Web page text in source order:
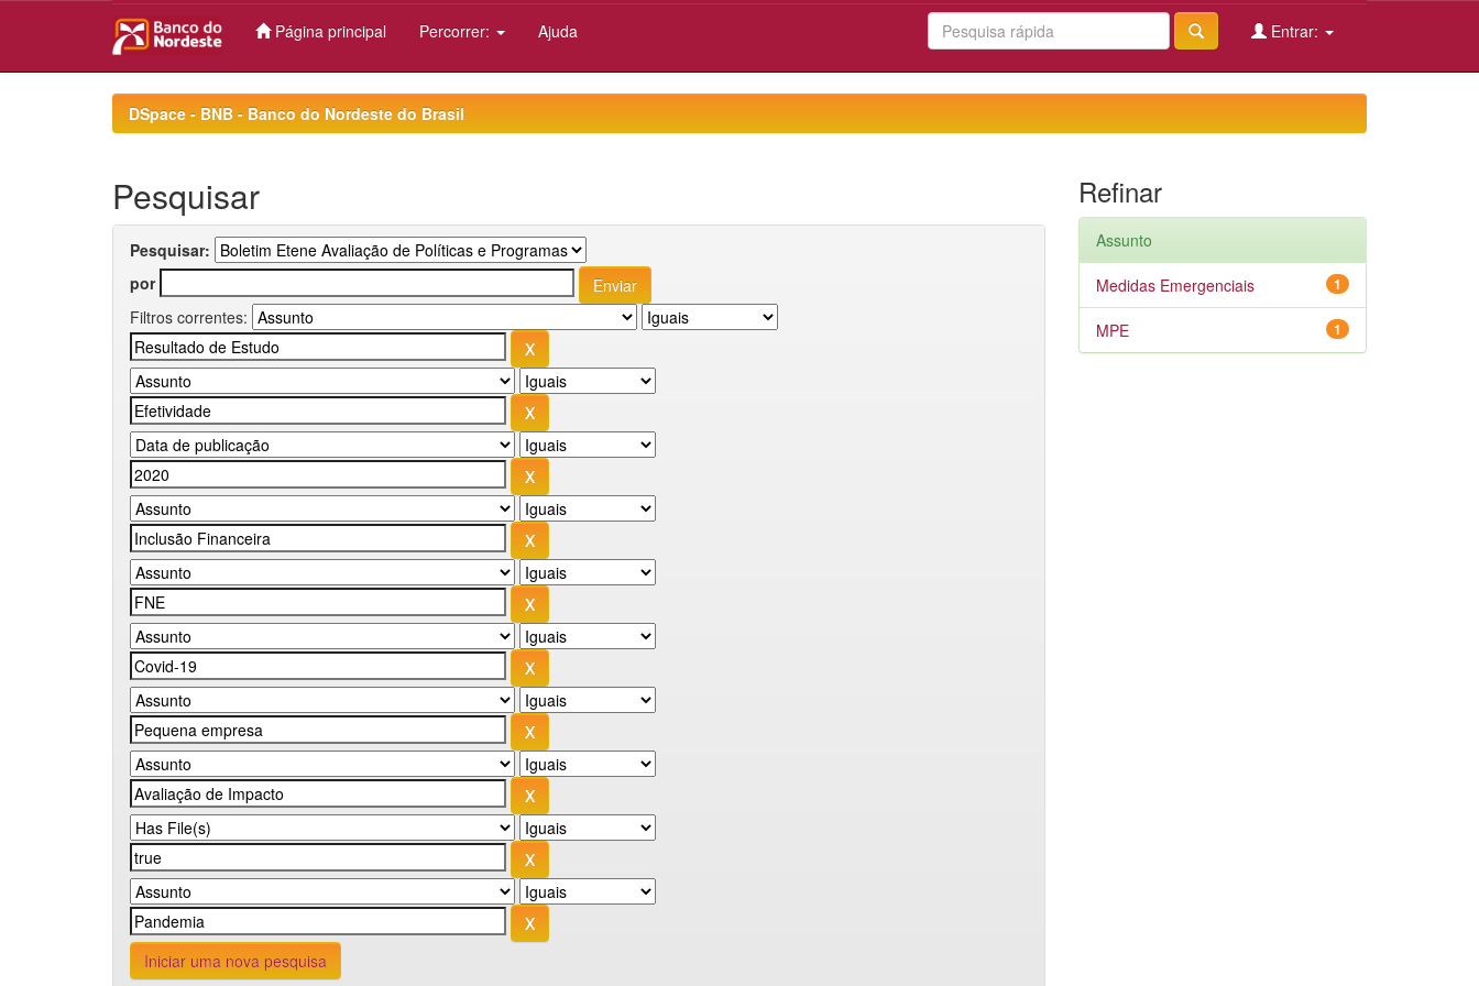
Página principal Percorrer: Ajuda Entrar:
DSpace - BNB - Banco do Nordeste do Brasil
Pesquisar
Pesquisar:
por
Filtros correntes:
Iniciar uma nova pesquisa
Refinar
Assunto
1
Medidas Emergenciais
1
MPE